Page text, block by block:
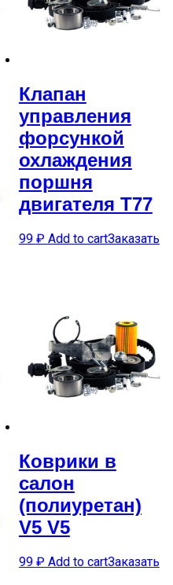
Клапан
управления
форсункой
охлаждения
поршня
двигателя T77
99 ₽ Add to cartЗаказать
Коврики в
салон
(полиуретан)
V5 V5
99 ₽ Add to cartЗаказать